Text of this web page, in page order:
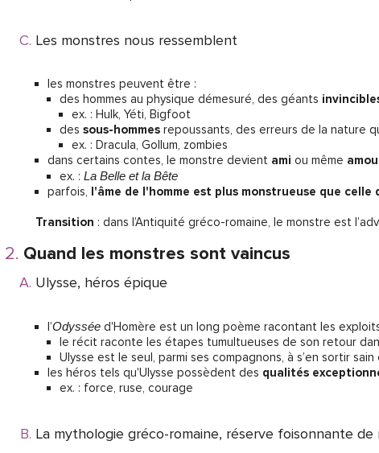
Les monstres nous ressemblent
les monstres peuvent être :
des hommes au physique démesuré, des géants
ex. : Hulk, Yéti, Bigfoot
des sous-hommesrepoussants, des erreurs de la nature
ex. : Dracula, Gollum, zombies
dans certains contes, le monstre devientami ou même
ex. : La Belle et la Bête
parfois, l'âme de l'homme est plus monstrueuse que celle
Transition : dans l’Antiquité gréco-romaine, le monstre est
Quand les monstres sont vaincus
Ulysse, héros épique
l’Odysséed'Homère est un long poème racontant les exploits
le récit raconte les étapes tumultueuses de son retour
Ulysse est le seul, parmi ses compagnons, à s’en sortir
les héros tels qu'Ulysse possèdent des qualités
ex. : force, ruse, courage
La mythologie gréco-romaine, réserve foisonnante de